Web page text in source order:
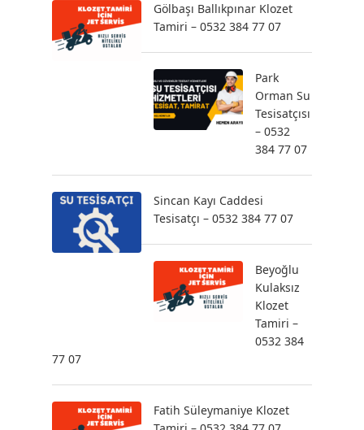
Gölbaşı Ballıkpınar Klozet
Tamiri – 0532 384 77 07
Park
Orman Su
Tesisatçısı
– 0532
384 77 07
Sincan Kayı Caddesi
Tesisatçı – 0532 384 77 07
Beyoğlu
Kulaksız
Klozet
Tamiri –
0532 384
77 07
Fatih Süleymaniye Klozet